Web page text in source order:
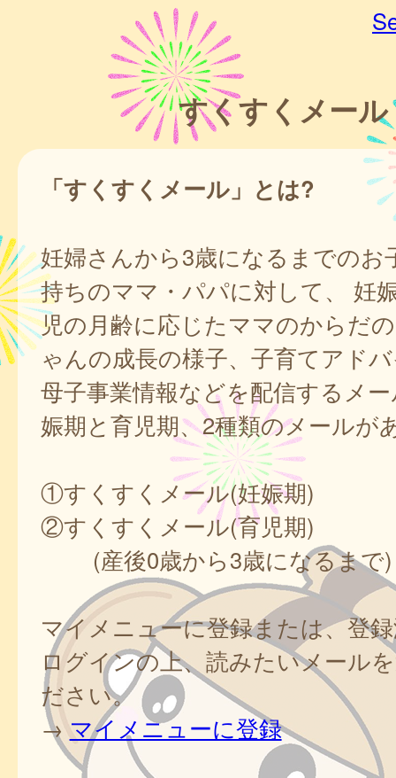
すくすくメール
「すくすくメール」とは?
妊婦さんから3歳になるまでのお
持ちのママ・パパに対して、 妊
児の月齢に応じたママのからだ
ゃんの成長の様子、子育てアド
母子事業情報などを配信するメ
娠期と育児期、2種類のメールが
①すくすくメール(妊娠期)
②すくすくメール(育児期)
(産後0歳から3歳になるまで)
マイメニューに登録または、登
ログインの上、読みたいメール
ださい。
→ マイメニューに登録